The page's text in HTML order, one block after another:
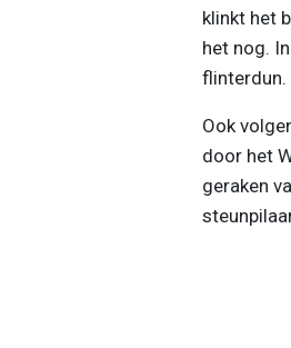
klinkt het
het nog.
flinterdun.
Ook
door het
geraken